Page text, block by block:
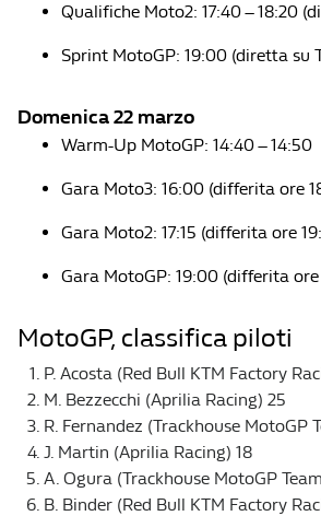
Qualifiche Moto2: 17:40 – 18:20
Sprint MotoGP: 19:00 (diretta su
Domenica 22 marzo
Warm-Up MotoGP: 14:40 – 14:50
Gara Moto3: 16:00 (differita ore
Gara Moto2: 17:15 (differita ore
Gara MotoGP: 19:00 (differita ore
MotoGP, classifica piloti
P. Acosta (Red Bull KTM Factory
M. Bezzecchi (Aprilia Racing) 25
R. Fernandez (Trackhouse MotoGP
J. Martin (Aprilia Racing) 18
A. Ogura (Trackhouse MotoGP
B. Binder (Red Bull KTM Factory